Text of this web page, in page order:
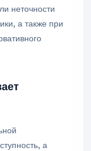
неточности
а также при
а